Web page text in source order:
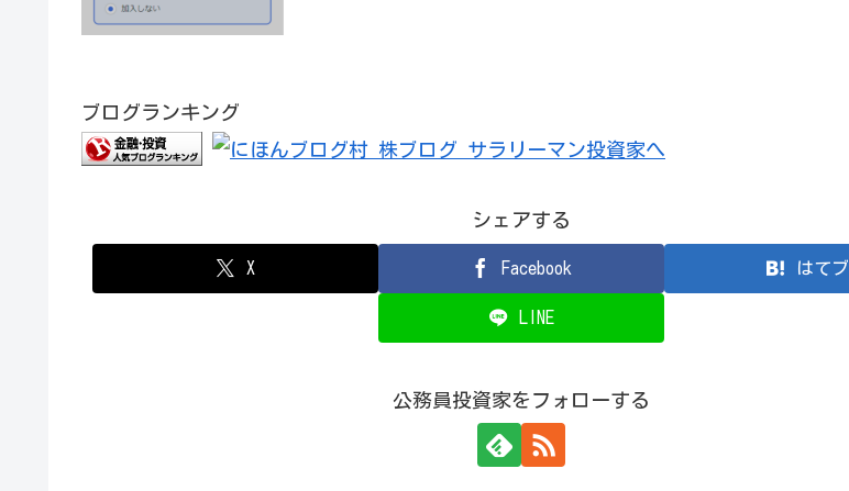
ブログランキング
シェアする
X Facebook はてブ
LINE
公務員投資家をフォローする